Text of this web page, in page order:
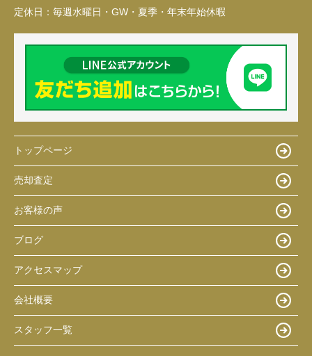
定休日： 毎週水曜日・GW・夏季・年末年始休暇
トップページ
売却査定
お客様の声
ブログ
アクセスマップ
会社概要
スタッフ一覧